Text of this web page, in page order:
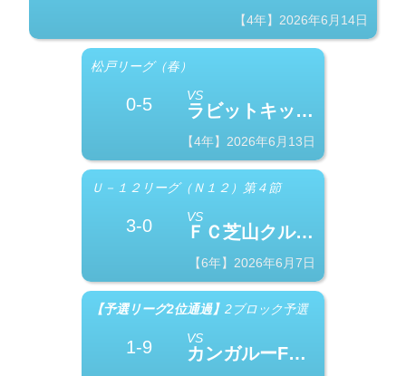
【4年】2026年6月14日
松戸リーグ（春）
0-5 VS
ラビットキッカーズ B
【4年】2026年6月13日
Ｕ－１２リーグ（Ｎ１２）第４節
3-0 VS
ＦＣ芝山クルセイドpassion
【6年】2026年6月7日
【予選リーグ2位通過】 2ブロック予選
1-9 VS
カンガルーFC B